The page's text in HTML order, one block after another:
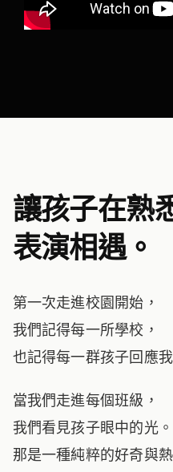
讓孩子在熟
表演相遇。
第一次走進校園開始，
我們記得每一所學校，
也記得每一群孩子回應
當我們走進每個班級，
我們看見孩子眼中的光。
那是一種純粹的好奇與熱